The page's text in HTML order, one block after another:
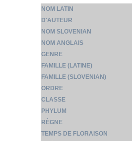
NOM LATIN
D'AUTEUR
NOM SLOVENIAN
NOM ANGLAIS
GENRE
FAMILLE (LATINE)
FAMILLE (SLOVENIAN)
ORDRE
CLASSE
PHYLUM
RÈGNE
TEMPS DE FLORAISON